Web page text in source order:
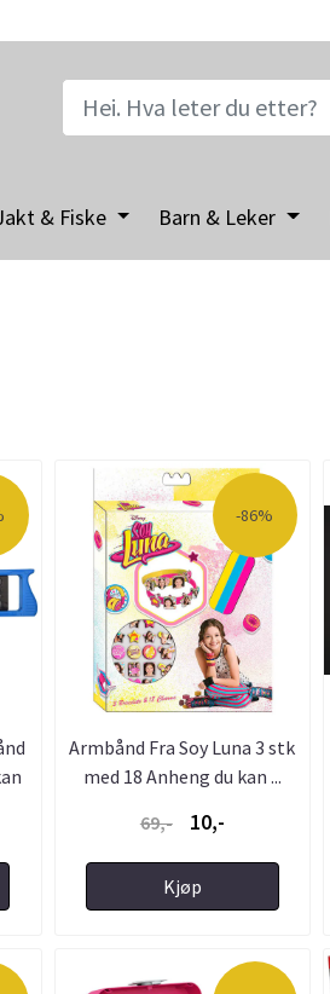
& Fiske Barn & Leker
-86%
Armbånd Fra Soy Luna 3 stk
med 18 Anheng du kan ...
69,-
10,-
Kjøp